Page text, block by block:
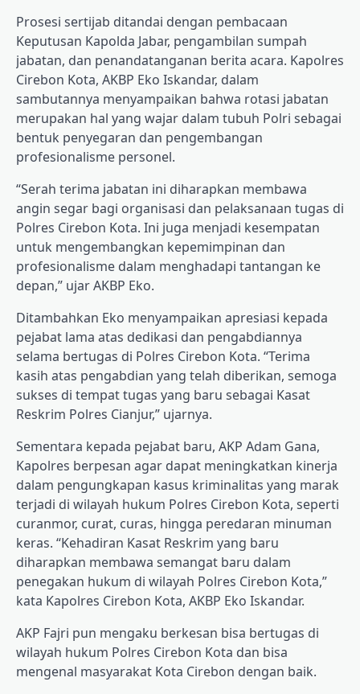
Prosesi sertijab ditandai dengan pembacaan
Keputusan Kapolda Jabar, pengambilan sumpah
jabatan, dan penandatanganan berita acara. Kapolres
Cirebon Kota, AKBP Eko Iskandar, dalam
sambutannya menyampaikan bahwa rotasi jabatan
merupakan hal yang wajar dalam tubuh Polri sebagai
bentuk penyegaran dan pengembangan
profesionalisme personel.
“Serah terima jabatan ini diharapkan membawa
angin segar bagi organisasi dan pelaksanaan tugas di
Polres Cirebon Kota. Ini juga menjadi kesempatan
untuk mengembangkan kepemimpinan dan
profesionalisme dalam menghadapi tantangan ke
depan,” ujar AKBP Eko.
Ditambahkan Eko menyampaikan apresiasi kepada
pejabat lama atas dedikasi dan pengabdiannya
selama bertugas di Polres Cirebon Kota. “Terima
kasih atas pengabdian yang telah diberikan, semoga
sukses di tempat tugas yang baru sebagai Kasat
Reskrim Polres Cianjur,” ujarnya.
Sementara kepada pejabat baru, AKP Adam Gana,
Kapolres berpesan agar dapat meningkatkan kinerja
dalam pengungkapan kasus kriminalitas yang marak
terjadi di wilayah hukum Polres Cirebon Kota, seperti
curanmor, curat, curas, hingga peredaran minuman
keras. “Kehadiran Kasat Reskrim yang baru
diharapkan membawa semangat baru dalam
penegakan hukum di wilayah Polres Cirebon Kota,”
kata Kapolres Cirebon Kota, AKBP Eko Iskandar.
AKP Fajri pun mengaku berkesan bisa bertugas di
wilayah hukum Polres Cirebon Kota dan bisa
mengenal masyarakat Kota Cirebon dengan baik.